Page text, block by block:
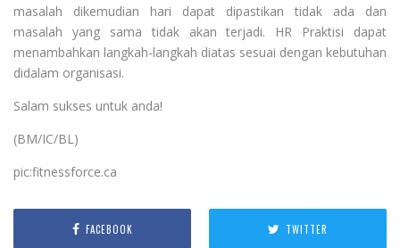
masalah dikemudian hari dapat dipastikan tidak ada dan
masalah yang sama tidak akan terjadi. HR Praktisi dapat
menambahkan langkah-langkah diatas sesuai dengan kebutuhan
didalam organisasi.
Salam sukses untuk anda!
(BM/IC/BL)
pic:fitnessforce.ca
FACEBOOK TWITTER